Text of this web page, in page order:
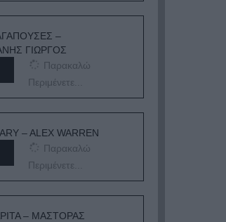
–
ΓΙΩΡΓΟΣ
Παρακαλώ
Περιμένετε...
– ALEX WARREN
Παρακαλώ
Περιμένετε...
– ΜΑΣΤΟΡΑΣ